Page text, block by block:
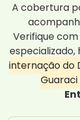
A cobertura
Verifique
especializado,
internação do
Guaraci